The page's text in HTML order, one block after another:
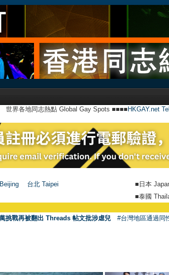
世界各地同志熱點 Global Gay Spots ■■■■ HKGAY.net
台北 Taipei ■日本
■泰國
挑戰再被翻出 Threads 帖文批涉虐兒 #台灣地區通過同